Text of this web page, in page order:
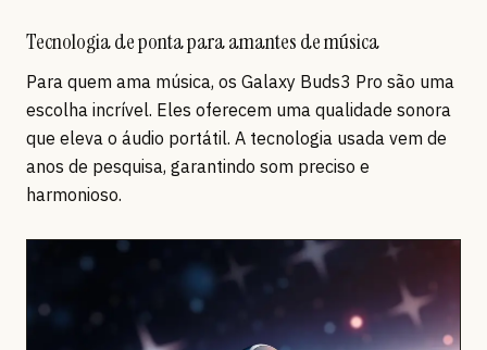
Tecnologia de ponta para amantes de música
Para quem ama música, os Galaxy Buds3 Pro são uma
escolha incrível. Eles oferecem uma qualidade sonora
que eleva o áudio portátil. A tecnologia usada vem de
anos de pesquisa, garantindo som preciso e
harmonioso.